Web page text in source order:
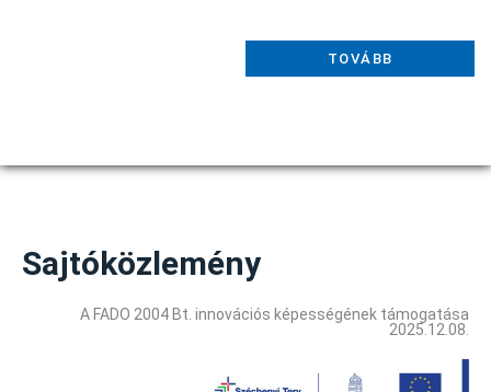
TOVÁBB
Sajtóközlemény
A FADO 2004 Bt. innovációs képességének támogatása
2025.12.08.